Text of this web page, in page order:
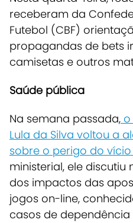
receberam da
Futebol (CBF)
propagandas de bets
camisetas e outros
Saúde pública
Na semana passada,
Lula da Silva voltou a
sobre o perigo do
ministerial, ele
dos impactos das
jogos on-line,
casos de